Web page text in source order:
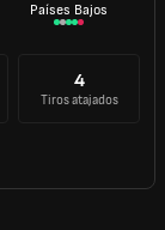
Países Bajos
4
Tiros atajados